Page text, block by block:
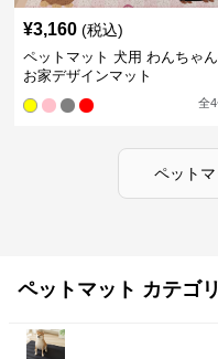
¥3,160 (税込)
ペットマット 犬用 わんちゃ
お家デザインマット
全4
ペットマ
ペットマット カテゴ